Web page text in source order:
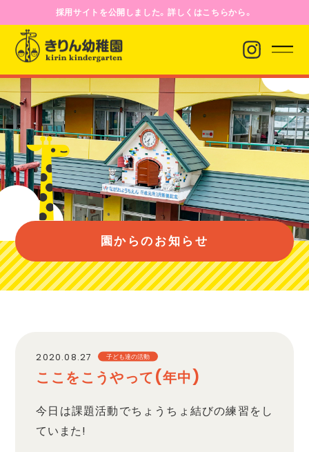
採用サイトを公開しました。詳しくはこちらから。
園からのお知らせ
園について
園のようす
バス経路
プライバシーポリシー
園からのお知らせ
2020.08.27 子ども達の活動
ここをこうやって(年中)
今日は課題活動でちょうちょ結びの練習をし
ていまた!